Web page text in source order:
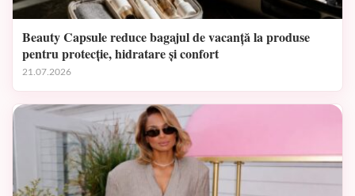
Beauty Capsule reduce bagajul de vacanță la produse
pentru protecție, hidratare și confort
21.07.2026